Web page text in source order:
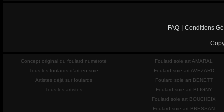
FAQ Conditions
Concept original du foulard numéroté
Tous les foulards d'art en soie
Artistes déjà sur foulards
Tous les artistes
Foulard soie art AMARAL
Foulard soie art AVEZARD
Foulard soie art BENETT
Foulard soie art BLIGNY
Foulard soie art BOUCHEIX
Foulard soie art BRESSAN